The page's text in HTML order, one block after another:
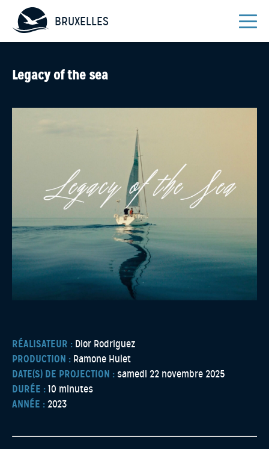
BRUXELLES
Legacy of the sea
RÉALISATEUR : Dior Rodriguez
PRODUCTION : Ramone Hulet
DATE(S) DE PROJECTION : samedi 22 novembre 2025
DURÉE :10 minutes
ANNÉE :2023